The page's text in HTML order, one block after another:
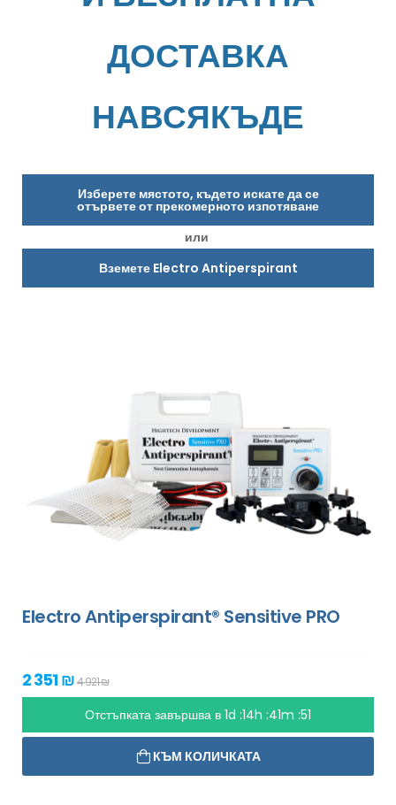
ДОСТАВКА
НАВСЯКЪДЕ
Изберете мястото, където искате да се
отървете от прекомерното изпотяване
или
Вземете Electro Antiperspirant
Electro Antiperspirant® Sensitive PRO
2 351 ₪4 921 ₪
Отстъпката завършва в 1d :14h :41m :49
КЪМ КОЛИЧКАТА